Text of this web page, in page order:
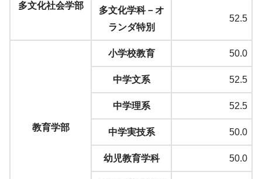
多文化社会学部
多文化学科－オ
ランダ特別
52.5
教育学部
小学校教育 50.0
中学文系 52.5
中学理系 52.5
中学実技系 50.0
幼児教育学科 50.0